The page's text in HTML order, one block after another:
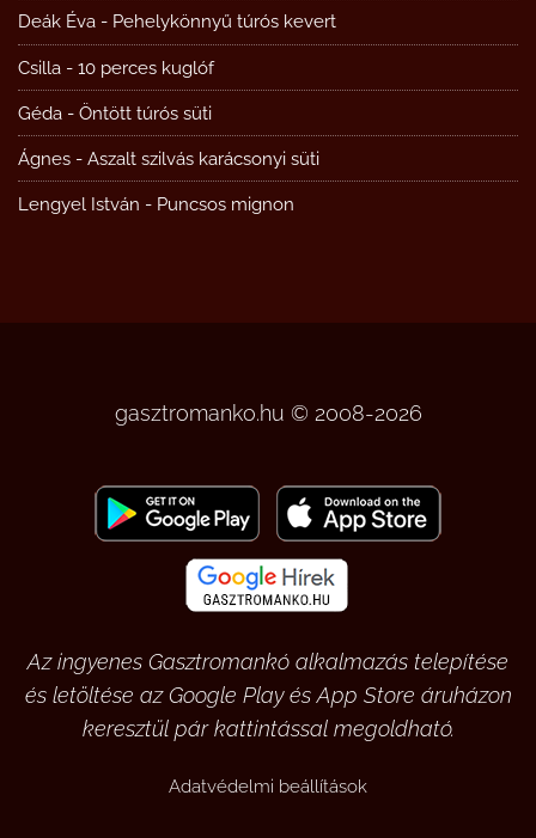
Deák Éva - Pehelykönnyű túrós kevert
Csilla - 10 perces kuglóf
Géda - Öntött túrós süti
Ágnes - Aszalt szilvás karácsonyi süti
Lengyel István - Puncsos mignon
gasztromanko.hu © 2008-2026
Az ingyenes Gasztromankó alkalmazás telepítése
és letöltése az Google Play és App Store áruházon
keresztül pár kattintással megoldható.
Adatvédelmi beállítások